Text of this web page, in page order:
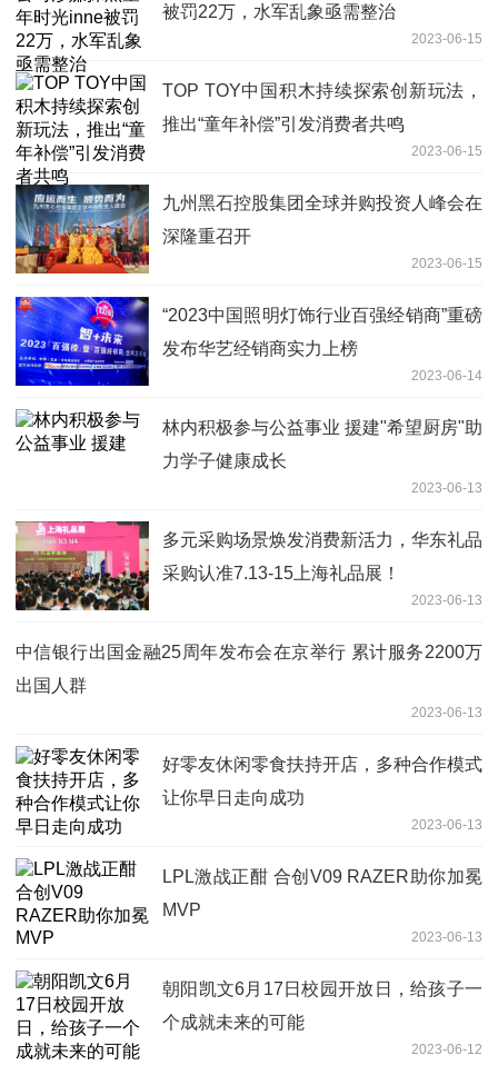
被罚22万，水军乱象亟需整治
2023-06-15
TOP TOY中国积木持续探索创新玩法，
推出“童年补偿”引发消费者共鸣
2023-06-15
九州黑石控股集团全球并购投资人峰会在
深隆重召开
2023-06-15
“2023中国照明灯饰行业百强经销商”重磅
发布华艺经销商实力上榜
2023-06-14
林内积极参与公益事业 援建"希望厨房"助
力学子健康成长
2023-06-13
多元采购场景焕发消费新活力，华东礼品
采购认准7.13-15上海礼品展！
2023-06-13
中信银行出国金融25周年发布会在京举行 累计服务2200万
出国人群
2023-06-13
好零友休闲零食扶持开店，多种合作模式
让你早日走向成功
2023-06-13
LPL激战正酣 合创V09 RAZER助你加冕
MVP
2023-06-13
朝阳凯文6月17日校园开放日，给孩子一
个成就未来的可能
2023-06-12